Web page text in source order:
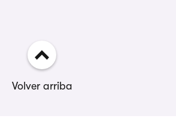
Volver arriba